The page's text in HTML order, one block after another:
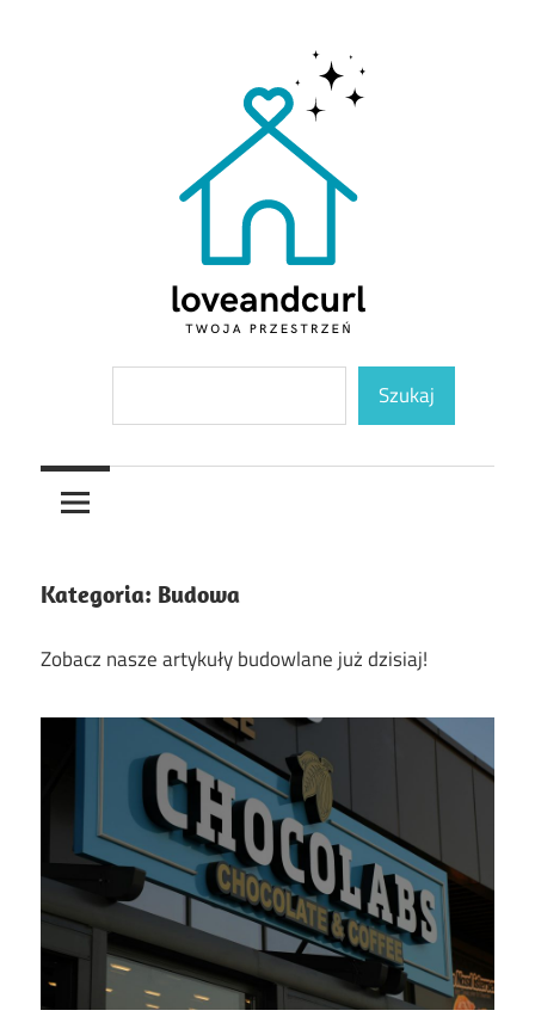
Loveandcurl Szukaj
Kategoria: Budowa
Zobacz nasze artykuły budowlane już dzisiaj!